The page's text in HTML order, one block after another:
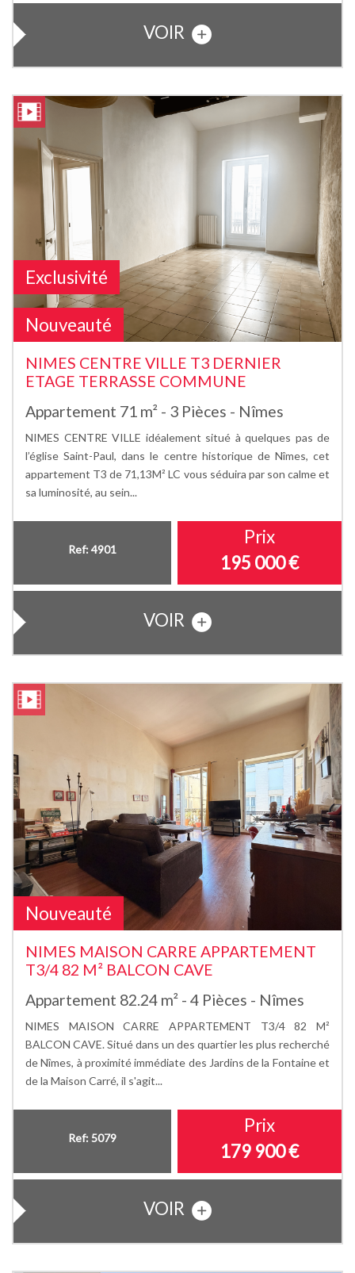
VOIR
Exclusivité
Nouveauté
NIMES CENTRE VILLE T3 DERNIER
ETAGE TERRASSE COMMUNE
Appartement 71 m² - 3 Pièces - Nîmes
NIMES CENTRE VILLE idéalement situé à quelques pas de
l’église Saint-Paul, dans le centre historique de Nîmes, cet
appartement T3 de 71,13M² LC vous séduira par son calme et
sa luminosité, au sein...
Ref: 4901
Prix
195 000€
VOIR
Nouveauté
NIMES MAISON CARRE APPARTEMENT
T3/4 82 M² BALCON CAVE
Appartement 82.24 m² - 4 Pièces - Nîmes
NIMES MAISON CARRE APPARTEMENT T3/4 82 M²
BALCON CAVE. Situé dans un des quartier les plus recherché
de Nîmes, à proximité immédiate des Jardins de la Fontaine et
de la Maison Carré, il s'agit...
Ref: 5079
Prix
179 900€
VOIR